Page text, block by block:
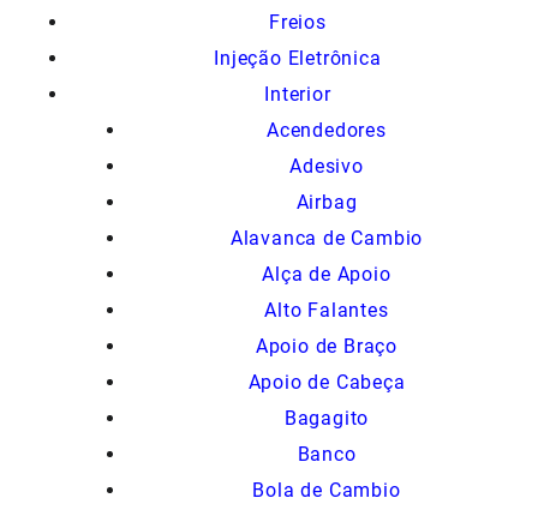
Freios
Injeção Eletrônica
Interior
Acendedores
Adesivo
Airbag
Alavanca de Cambio
Alça de Apoio
Alto Falantes
Apoio de Braço
Apoio de Cabeça
Bagagito
Banco
Bola de Cambio